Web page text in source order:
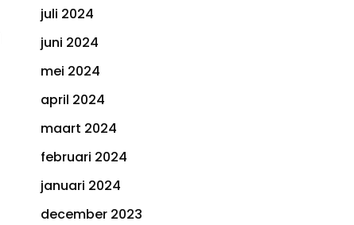
juli 2024
juni 2024
mei 2024
april 2024
maart 2024
februari 2024
januari 2024
december 2023